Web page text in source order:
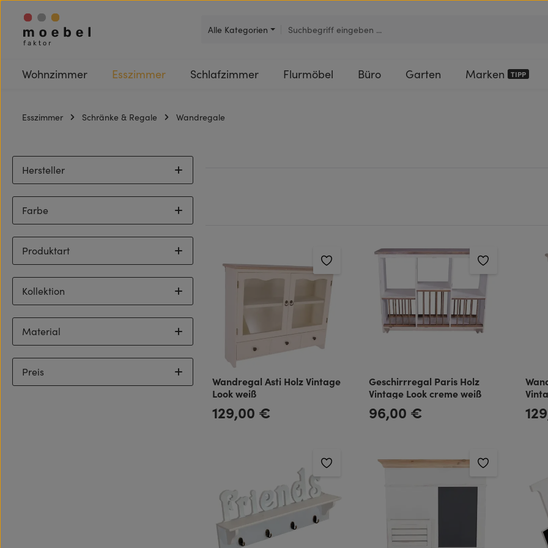
Hauptinhalt springen
Zur Suche springen
Zur Hauptnavigation springen
Alle Kategorien
Wohnzimmer Esszimmer Schlafzimmer Flurmöbel Büro Garten Marken TIPP
Esszimmer Schränke & Regale Wandregale
Hersteller
Farbe
Produktart
Kollektion
Material
Preis
Wandregal Asti Holz Vintage
Look weiß
Regulärer Preis:
129,00 €
Geschirrregal Paris Holz
Vintage Look creme weiß
Regulärer Preis:
96,00 €